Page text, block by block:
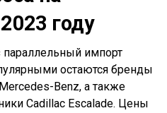
году
параллельный импорт
остаются бренды
Benz, а также
Cadillac Escalade. Цены